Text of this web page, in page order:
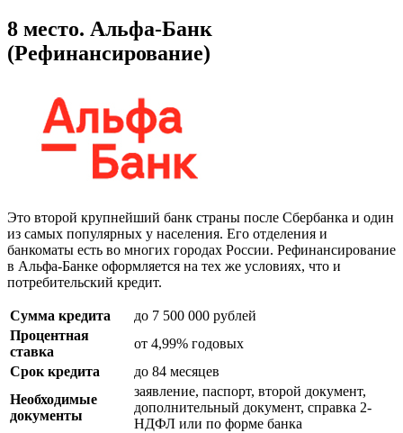
8 место. Альфа-Банк
(Рефинансирование)
Это второй крупнейший банк страны после Сбербанка и один
из самых популярных у населения. Его отделения и
банкоматы есть во многих городах России. Рефинансирование
в Альфа-Банке оформляется на тех же условиях, что и
потребительский кредит.
Сумма кредита
до 7 500 000 рублей
Процентная
ставка
от 4,99% годовых
Срок кредита
до 84 месяцев
Необходимые
документы
заявление, паспорт, второй документ,
дополнительный документ, справка 2-
НДФЛ или по форме банка